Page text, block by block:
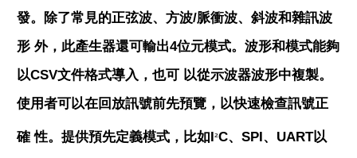
發。除了常見的正弦波、方波/脈衝波、斜波和雜訊波
形 外，此產生器還可輸出4位元模式。波形和模式能夠
以CSV文件格式導入，也可 以從示波器波形中複製。
使用者可以在回放訊號前先預覽，以快速檢查訊號正
確 性。提供預先定義模式，比如I²C、SPI、UART以